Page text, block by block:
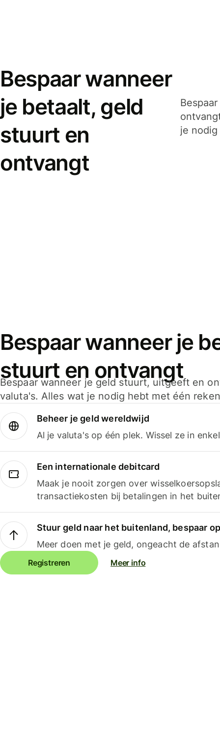
Bespaar wanneer
je betaalt, geld
stuurt en
ontvangt
je
Bespaar wanneer je
stuurt en ontvangt
Bespaar wanneer je geld stuurt, uitgeeft en
valuta's. Alles wat je nodig hebt met één
Beheer je geld wereldwijd
Al je valuta's op één plek. Wissel ze in
Een internationale debitcard
Maak je nooit zorgen over
transactiekosten bij betalingen in het
Stuur geld naar het buitenland, bespaar
Meer doen met je geld, ongeacht de
Registreren Meer info